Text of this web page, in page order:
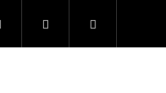
Hledat PřihlášeníNákupní